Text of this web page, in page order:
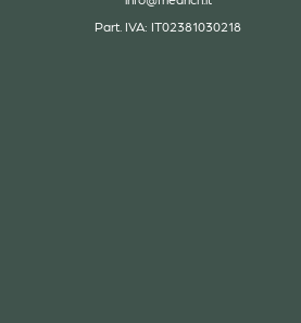
Part. IVA: IT02381030218